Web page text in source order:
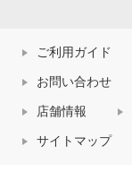
ご利用ガイド
お問い合わせ
店舗情報
サイトマップ